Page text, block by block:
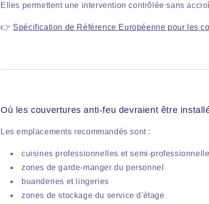
Elles permettent une intervention contrôlée sans
👉 Spécification de Référence Européenne pour les
Où les couvertures anti-feu devraient être
Les emplacements recommandés sont :
cuisines professionnelles et semi-
zones de garde-manger du personnel
buanderies et lingeries
zones de stockage du service d'étage